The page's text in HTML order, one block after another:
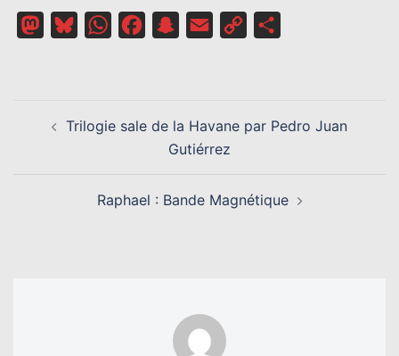
MastodonBlueskyWhatsAppFacebookSnapchat
Email
Copy
D’ARTICLE
Trilogie sale de la Havane par Pedro Juan
Gutiérrez
Raphael : Bande Magnétique